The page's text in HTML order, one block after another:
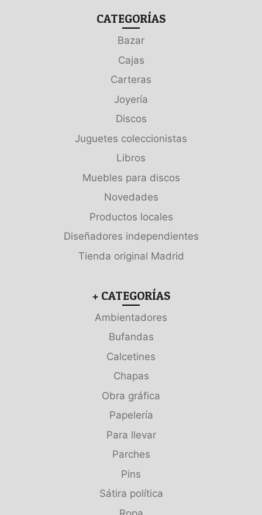
CATEGORÍAS
Bazar
Cajas
Carteras
Joyería
Discos
Juguetes coleccionistas
Libros
Muebles para discos
Novedades
Productos locales
Diseñadores independientes
Tienda original Madrid
+ CATEGORÍAS
Ambientadores
Bufandas
Calcetines
Chapas
Obra gráfica
Papelería
Para llevar
Parches
Pins
Sátira política